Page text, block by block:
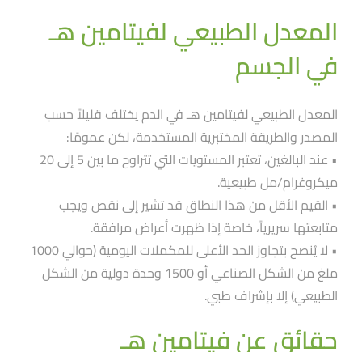
المعدل الطبيعي لفيتامين هـ
في الجسم
المعدل الطبيعي لفيتامين هـ في الدم يختلف قليلاََ حسب
المصدر والطريقة المختبرية المستخدمة، لكن عمومًا:
• عند البالغين، تعتبر المستويات التي تتراوح ما بين 5 إلى 20
ميكروغرام/مل طبيعية.
• القيم الأقل من هذا النطاق قد تشير إلى نقص ويجب
متابعتها سريرياََ، خاصة إذا ظهرت أعراض مرافقة.
• لا يُنصح بتجاوز الحد الأعلى للمكملات اليومية (حوالي 1000
ملغ من الشكل الصناعي أو 1500 وحدة دولية من الشكل
الطبيعي) إلا بإشراف طبي.
حقائق عن فيتامين هـ